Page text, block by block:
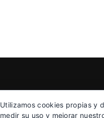
Utilizamos cookies propias y
medir su uso y mejorar